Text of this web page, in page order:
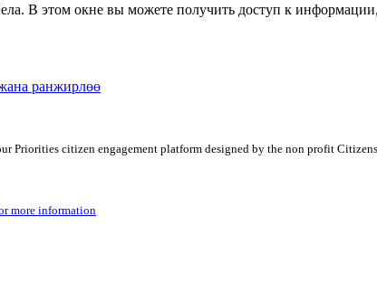
В этом окне вы можете получить доступ к
ранжирлөө
Priorities citizen engagement platform designed by the non profit
more information